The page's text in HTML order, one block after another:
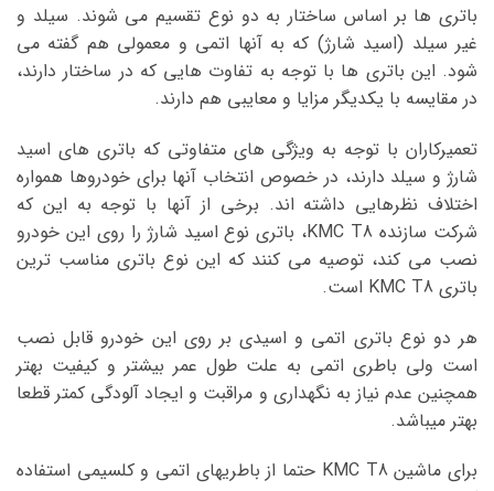
باتری ها بر اساس ساختار به دو نوع تقسیم می شوند. سیلد و
غیر سیلد (اسید شارژ) که به آنها اتمی و معمولی هم گفته می
شود. این باتری ها با توجه به تفاوت هایی که در ساختار دارند،
در مقایسه با یکدیگر مزایا و معایبی هم دارند.
تعمیرکاران با توجه به ویژگی های متفاوتی که باتری های اسید
شارژ و سیلد دارند، در خصوص انتخاب آنها برای خودروها همواره
اختلاف نظرهایی داشته اند. برخی از آنها با توجه به این که
شرکت سازنده KMC T8، باتری نوع اسید شارژ را روی این خودرو
نصب می کند، توصیه می کنند که این نوع باتری مناسب ترین
باتری KMC T8 است.
هر دو نوع باتری اتمی و اسیدی بر روی این خودرو قابل نصب
است ولی باطری اتمی به علت طول عمر بیشتر و کیفیت بهتر
همچنین عدم نیاز به نگهداری و مراقبت و ایجاد آلودگی کمتر قطعا
بهتر میباشد.
برای ماشین KMC T8 حتما از باطریهای اتمی و کلسیمی استفاده